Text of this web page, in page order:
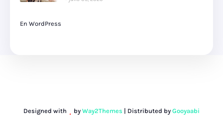
En WordPress
Designed with by Way2Themes | Distributed by Gooyaabi